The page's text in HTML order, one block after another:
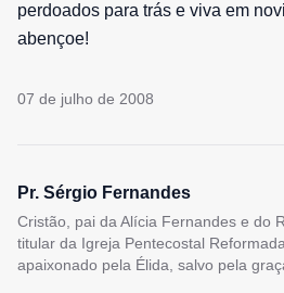
perdoados para trás e viva em
abençoe!
07 de julho de 2008
Pr. Sérgio Fernandes
Cristão, pai da Alícia Fernandes e do
titular da Igreja Pentecostal
apaixonado pela Élida, salvo pela